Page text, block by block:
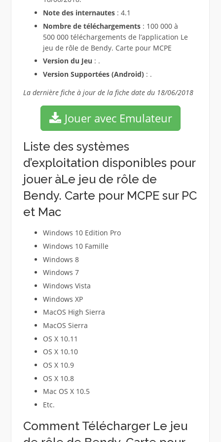
Note des internautes: 4.1
Nombre de téléchargements : 100 000 à
500 000 téléchargements de l’application Le
jeu de rôle de Bendy. Carte pour MCPE
Version du Jeu : .
Version Supportées (Android): .
La dernière fiche à jour de la fiche date du 18/06/2018
Jouer avec Emulateur
Liste des systèmes
d’exploitation disponibles pour
jouer àLe jeu de rôle de
Bendy. Carte pour MCPE sur PC
et Mac
Windows 10 Edition Pro
Windows 10 Famille
Windows 8
Windows 7
Windows Vista
Windows XP
MacOS High Sierra
MacOS Sierra
OS X 10.11
OS X 10.10
OS X 10.9
OS X 10.8
Mac OS X 10.5
Etc.
Comment Télécharger Le jeu